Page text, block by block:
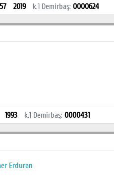
2019 k.1 Demirbaş: 0000624
1993 k.1 Demirbaş: 0000431
Erduran